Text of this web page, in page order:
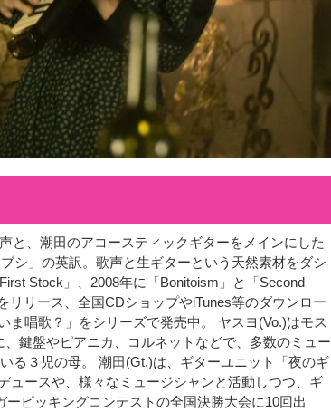
と、潮田のアコースティックギターをメインにした
シ」の英訳。歌声と生ギターという天然素材をダシ
Stock」、2008年に「Bonitoism」と「Second
リリース、全国CDショップやiTunes等のダウンロー
ま唱歌？」をシリーズで発売中。 ヤスヨ(Vo.)はモス
鍵盤やピアニカ、コルネットなどで、多数のミュー
る３児の母。 潮田(Gt.)は、ギターユニット「夜のギ
ュースや、様々なミュージシャンと活動しつつ、ギ
ピッキングコンテストの全国決勝大会に10回出